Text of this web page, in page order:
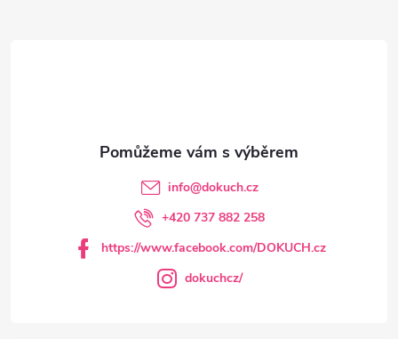
info@dokuch.cz
+420 737 882 258
https://www.facebook.com/DOKUCH.cz
dokuchcz/